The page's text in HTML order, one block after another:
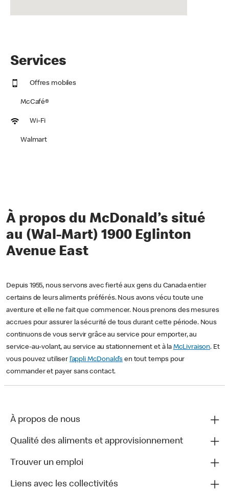
Services
Offres mobiles
McCafé®
Wi-Fi
Walmart
À propos du McDonald’s situé
au (Wal-Mart) 1900 Eglinton
Avenue East
Depuis 1955, nous servons avec fierté aux gens du Canada entier
certains de leurs aliments préférés. Nous avons vécu toute une
aventure et elle ne fait que commencer. Nous prenons des mesures
accrues pour assurer la sécurité de tous durant cette période. Nous
continuons de vous servir grâce au service pour emporter, au
service-au-volant, au service au stationnement et à la McLivraison. Et
vous pouvez utiliser l’appli McDonald’s en tout temps pour
commander et payer sans contact.
À propos de nous
Qualité des aliments et approvisionnement
Trouver un emploi
Liens avec les collectivités